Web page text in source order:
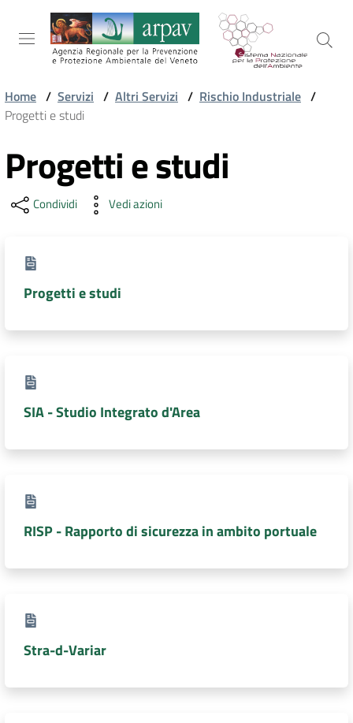
Salta al contenuto
Salta alla navigazione
Salta al footer
ARPAV
AMBIENTALI
TERRITORIO
SERVIZI
DATI
AMBIENTALI
Seguici
su
Home / Servizi / Altri Servizi / Rischio Industriale /
Progetti e studi
Progetti e studi
Condividi Vedi azioni
Progetti e studi
SIA - Studio Integrato d'Area
RISP - Rapporto di sicurezza in ambito portuale
Stra-d-Variar